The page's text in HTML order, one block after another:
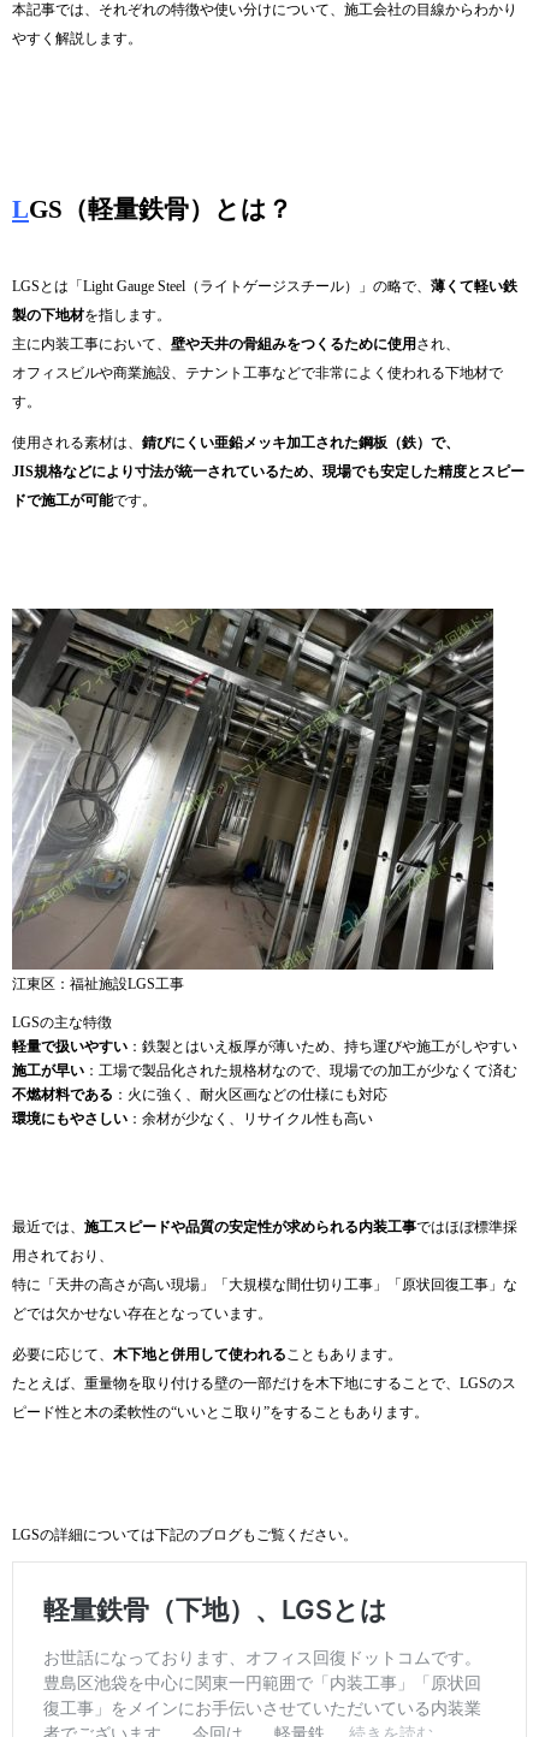
本記事では、それぞれの特徴や使い分けについて、施工会社の目線からわかり
やすく解説します。
LGS（軽量鉄骨）とは？
LGSとは「Light Gauge Steel（ライトゲージスチール）」の略で、 薄くて軽い鉄
製の下地材を指します。
主に内装工事において、 壁や天井の骨組みをつくるために使用 され、
オフィスビルや商業施設、テナント工事などで非常によく使われる下地材で
す。
使用される素材は、 錆びにくい亜鉛メッキ加工された鋼板（鉄）で、
JIS規格などにより寸法が統一されているため、現場でも安定した精度とスピー
ドで施工が可能です。
江東区：福祉施設LGS工事
LGSの主な特徴
軽量で扱いやすい ：鉄製とはいえ板厚が薄いため、持ち運びや施工がしやすい
施工が早い ：工場で製品化された規格材なので、現場での加工が少なくて済む
不燃材料である ：火に強く、耐火区画などの仕様にも対応
環境にもやさしい ：余材が少なく、リサイクル性も高い
最近では、 施工スピードや品質の安定性が求められる内装工事ではほぼ標準採
用されており、
特に「天井の高さが高い現場」「大規模な間仕切り工事」「原状回復工事」な
どでは欠かせない存在となっています。
必要に応じて、 木下地と併用して使われることもあります。
たとえば、重量物を取り付ける壁の一部だけを木下地にすることで、LGSのス
ピード性と木の柔軟性の“いいとこ取り”をすることもあります。
LGSの詳細については下記のブログもご覧ください。